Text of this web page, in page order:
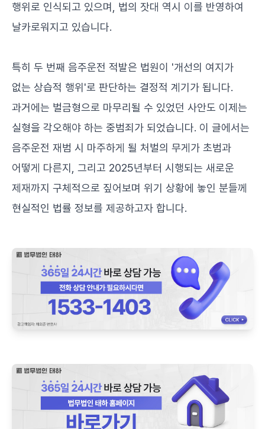
행위로 인식되고 있으며, 법의 잣대 역시 이를 반영하여
날카로워지고 있습니다.
특히 두 번째 음주운전 적발은 법원이 '개선의 여지가
없는 상습적 행위'로 판단하는 결정적 계기가 됩니다.
과거에는 벌금형으로 마무리될 수 있었던 사안도 이제는
실형을 각오해야 하는 중범죄가 되었습니다. 이 글에서는
음주운전 재범 시 마주하게 될 처벌의 무게가 초범과
어떻게 다른지, 그리고 2025년부터 시행되는 새로운
제재까지 구체적으로 짚어보며 위기 상황에 놓인 분들께
현실적인 법률 정보를 제공하고자 합니다.